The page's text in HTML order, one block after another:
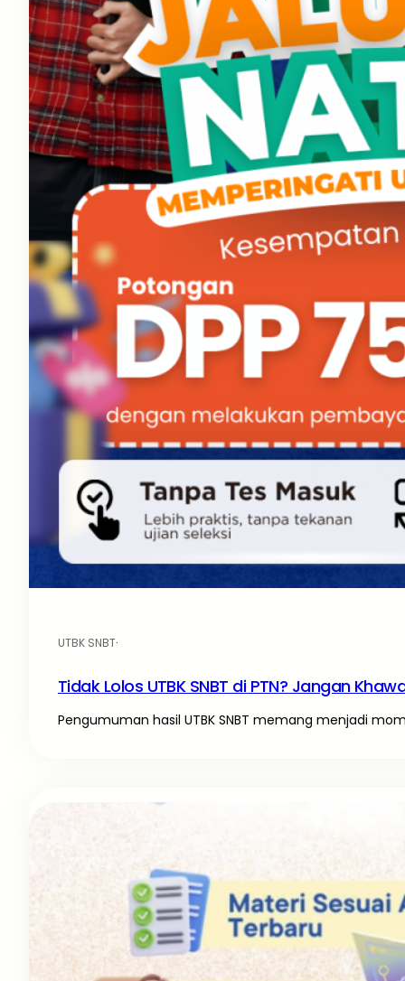
UTBK SNBT·
Tidak Lolos UTBK SNBT di PTN? Jangan
Pengumuman hasil UTBK SNBT memang menjadi